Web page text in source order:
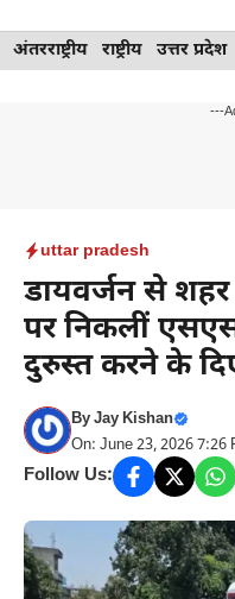
Skip
to
अंतरराष्ट्रीय राष्ट्रीय उत्तर प्रदेश
---
uttar pradesh
डायवर्जन से
पर निकलीं
दुरुस्त करने के
ByJay Kishan
On: June 23, 2026 7:26
Follow Us: